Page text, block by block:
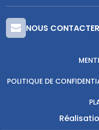
NOUS CONTACTER
POLITIQUE DE